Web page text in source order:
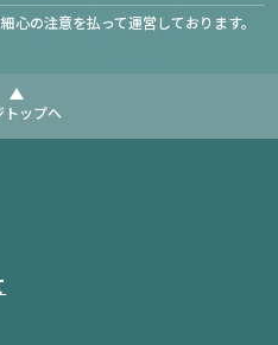
心の注意を払って運営しております。
トップへ